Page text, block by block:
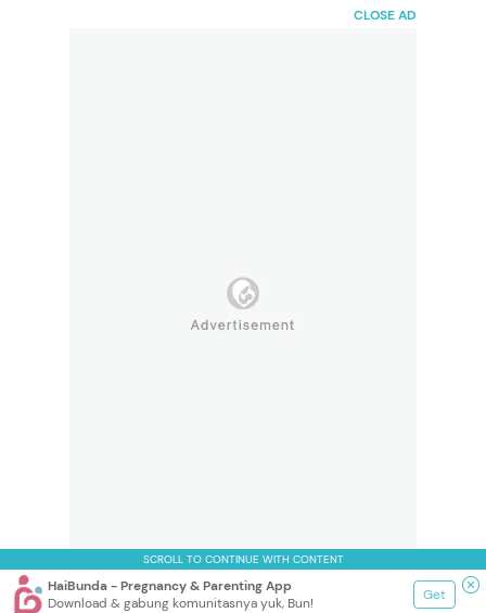
CLOSE AD
SCROLL TO CONTINUE WITH CONTENT
HaiBunda - Pregnancy & Parenting App
Download & gabung komunitasnya yuk, Bun!
Get